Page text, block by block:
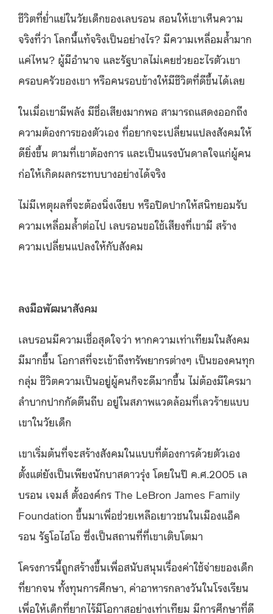
ชีวิตที่ย่ำแย่ในวัยเด็กของเลบรอน สอนให้เขาเห็นความ
จริงที่ว่า โลกนี้แท้จริงเป็นอย่างไร? มีความเหลื่อมล้ำมาก
แค่ไหน? ผู้มีอำนาจ และรัฐบาลไม่เคยช่วยอะไรตัวเขา
ครอบครัวของเขา หรือคนรอบข้างให้มีชีวิตที่ดีขึ้นได้เลย
ในเมื่อเขามีพลัง มีชื่อเสียงมากพอ สามารถแสดงออกถึง
ความต้องการของตัวเอง ที่อยากจะเปลี่ยนแปลงสังคมให้
ดียิ่งขึ้น ตามที่เขาต้องการ และเป็นแรงบันดาลใจแก่ผู้คน
ก่อให้เกิดผลกระทบบางอย่างได้จริง
ไม่มีเหตุผลที่จะต้องนิ่งเงียบ หรือปิดปากให้สนิทยอมรับ
ความเหลื่อมล้ำต่อไป เลบรอนขอใช้เสียงที่เขามี สร้าง
ความเปลี่ยนแปลงให้กับสังคม
ลงมือพัฒนาสังคม
เลบรอนมีความเชื่อสุดใจว่า หากความเท่าเทียมในสังคม
มีมากขึ้น โอกาสที่จะเข้าถึงทรัพยากรต่างๆ เป็นของคนทุก
กลุ่ม ชีวิตความเป็นอยู่ผู้คนก็จะดีมากขึ้น ไม่ต้องมีใครมา
ลำบากปากกัดตีนถีบ อยู่ในสภาพแวดล้อมที่เลวร้ายแบบ
เขาในวัยเด็ก
เขาเริ่มต้นที่จะสร้างสังคมในแบบที่ต้องการด้วยตัวเอง
ตั้งแต่ยังเป็นเพียงนักบาสดาวรุ่ง โดยในปี ค.ศ.2005 เล
บรอน เจมส์ ตั้งองค์กร The LeBron James Family
Foundation ขึ้นมาเพื่อช่วยเหลือเยาวชนในเมืองแอ็ค
รอน รัฐโอไฮโอ ซึ่งเป็นสถานที่ที่เขาเติบโตมา
โครงการนี้ถูกสร้างขึ้นเพื่อสนับสนุนเรื่องค่าใช้จ่ายของเด็ก
ที่ยากจน ทั้งทุนการศึกษา, ค่าอาหารกลางวันในโรงเรียน
เพื่อให้เด็กที่ยากไร้มีโอกาสอย่างเท่าเทียม มีการศึกษาที่ดี